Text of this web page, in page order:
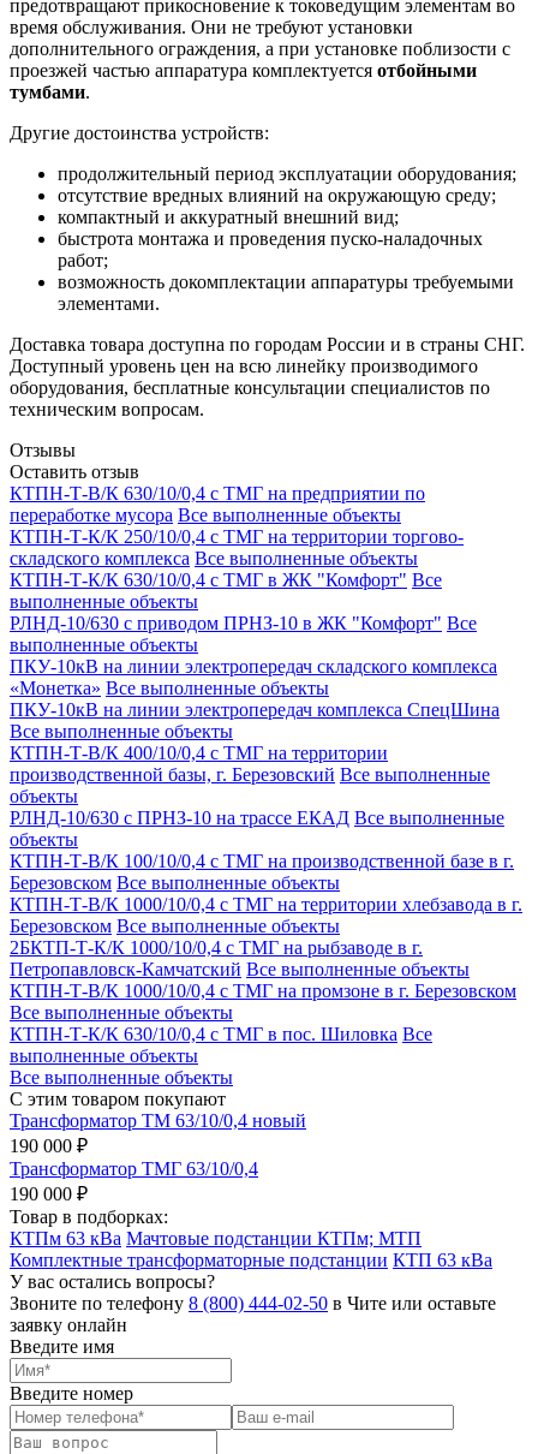
предотвращают прикосновение к токоведущим элементам во
время обслуживания. Они не требуют установки
дополнительного ограждения, а при установке поблизости с
проезжей частью аппаратура комплектуется отбойными
тумбами.
Другие достоинства устройств:
продолжительный период эксплуатации оборудования;
отсутствие вредных влияний на окружающую среду;
компактный и аккуратный внешний вид;
быстрота монтажа и проведения пуско-наладочных
работ;
возможность докомплектации аппаратуры требуемыми
элементами.
Доставка товара доступна по городам России и в страны СНГ.
Доступный уровень цен на всю линейку производимого
оборудования, бесплатные консультации специалистов по
техническим вопросам.
Отзывы
Оставить отзыв
КТПН-Т-В/К 630/10/0,4 с ТМГ на предприятии по
переработке мусора Все выполненные объекты
КТПН-Т-К/К 250/10/0,4 с ТМГ на территории торгово-
складского комплекса Все выполненные объекты
КТПН-Т-К/К 630/10/0,4 с ТМГ в ЖК "Комфорт" Все
выполненные объекты
РЛНД-10/630 с приводом ПРНЗ-10 в ЖК "Комфорт" Все
выполненные объекты
ПКУ-10кВ на линии электропередач складского комплекса
«Монетка» Все выполненные объекты
ПКУ-10кВ на линии электропередач комплекса СпецШина
Все выполненные объекты
КТПН-Т-В/К 400/10/0,4 с ТМГ на территории
производственной базы, г. Березовский Все выполненные
объекты
РЛНД-10/630 с ПРНЗ-10 на трассе ЕКАД Все выполненные
объекты
КТПН-Т-В/К 100/10/0,4 с ТМГ на производственной базе в г.
Березовском Все выполненные объекты
КТПН-Т-В/К 1000/10/0,4 с ТМГ на территории хлебзавода в г.
Березовском Все выполненные объекты
2БКТП-Т-К/К 1000/10/0,4 с ТМГ на рыбзаводе в г.
Петропавловск-Камчатский Все выполненные объекты
КТПН-Т-В/К 1000/10/0,4 с ТМГ на промзоне в г. Березовском
Все выполненные объекты
КТПН-Т-К/К 630/10/0,4 с ТМГ в пос. Шиловка Все
выполненные объекты
Все выполненные объекты
С этим товаром покупают
Трансформатор ТМ 63/10/0,4 новый
190 000 ₽
Трансформатор ТМГ 63/10/0,4
190 000 ₽
Товар в подборках:
КТПм 63 кВа Мачтовые подстанции КТПм; МТП
Комплектные трансформаторные подстанции КТП 63 кВа
У вас остались вопросы?
Звоните по телефону 8 (800) 444-02-50 в Чите или оставьте
заявку онлайн
Введите имя
Введите номер